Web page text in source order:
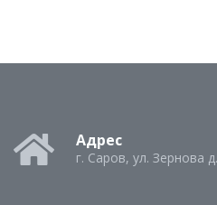
Адрес
г. Саров, ул. Зернова